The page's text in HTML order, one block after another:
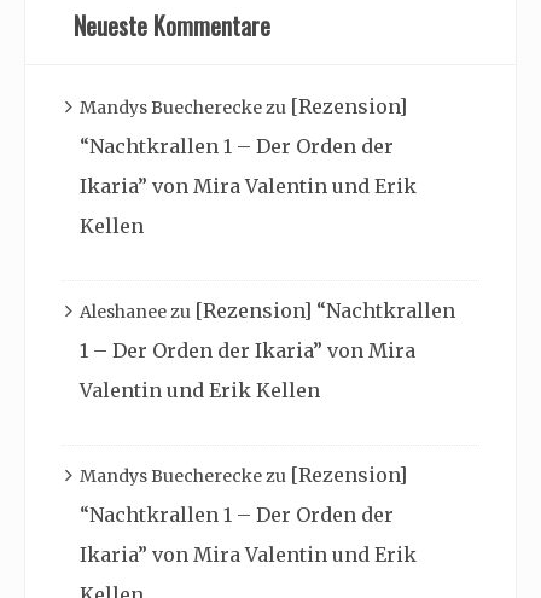
Neueste Kommentare
Mandys Buechereckezu [Rezension]
“Nachtkrallen 1 – Der Orden der
Ikaria” von Mira Valentin und Erik
Kellen
Aleshaneezu [Rezension] “Nachtkrallen
1 – Der Orden der Ikaria” von Mira
Valentin und Erik Kellen
Mandys Buechereckezu [Rezension]
“Nachtkrallen 1 – Der Orden der
Ikaria” von Mira Valentin und Erik